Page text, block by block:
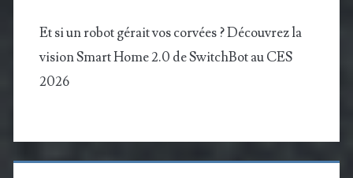
Et si un robot gérait vos corvées ? Découvrez la
vision Smart Home 2.0 de SwitchBot au CES
2026